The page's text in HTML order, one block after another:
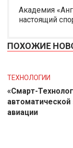
Академия
настоящий
ПОХОЖИЕ
ТЕХНОЛОГИИ
«Смарт-
авиации